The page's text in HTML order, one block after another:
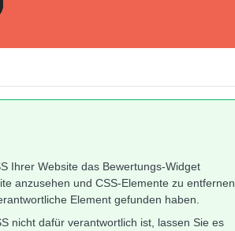
Ihrer Website das Bewertungs-Widget
anzusehen und CSS-Elemente zu entfernen,
Element gefunden haben.
nicht dafür verantwortlich ist, lassen Sie es